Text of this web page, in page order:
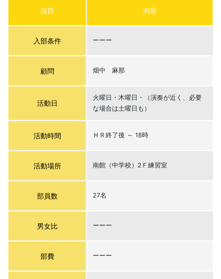
項目 内容
入部条件 ーーー
顧問 畑中 麻那
活動日
火曜日・木曜日・（演奏が近く、必要
な場合は土曜日も）
活動時間 ＨＲ終了後 ～ 18時
活動場所 南館（中学校）2Ｆ練習室
部員数 27名
男女比 ーーー
部費 ーーー